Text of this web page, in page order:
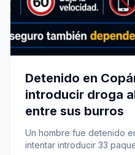
Detenido en
introducir droga
entre sus burros
Un hombre fue detenido
intentar introducir 33